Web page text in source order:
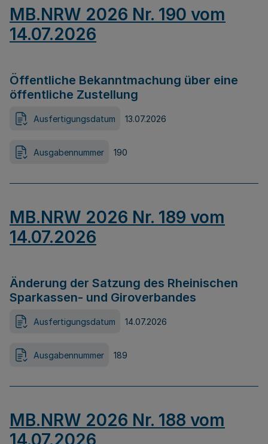
MB.NRW 2026 Nr. 190 vom
14.07.2026
Öffentliche Bekanntmachung über eine
öffentliche Zustellung
Ausfertigungsdatum 13.07.2026
Ausgabennummer 190
MB.NRW 2026 Nr. 189 vom
14.07.2026
Änderung der Satzung des Rheinischen
Sparkassen- und Giroverbandes
Ausfertigungsdatum 14.07.2026
Ausgabennummer 189
MB.NRW 2026 Nr. 188 vom
14.07.2026